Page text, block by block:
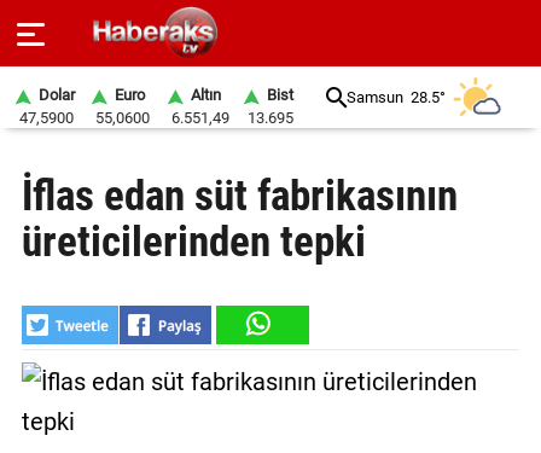
SPOR
YAŞAM
EKONOMİ
BELEDİYELER
SAĞLIK
Dolar
47,5900
Euro
55,0600
Altın
6.551,49
Bist
13.695
Samsun 28.5°
İflas edan süt fabrikasının
üreticilerinden tepki